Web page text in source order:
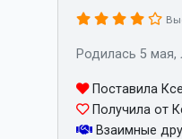
Родилась 5
Поставила
Получила от
Взаимные